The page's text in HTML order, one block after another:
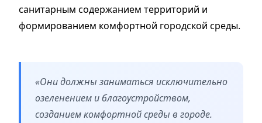
санитарным содержанием территорий и
формированием комфортной городской среды.
«Они должны заниматься исключительно
озеленением и благоустройством,
созданием комфортной среды в городе.